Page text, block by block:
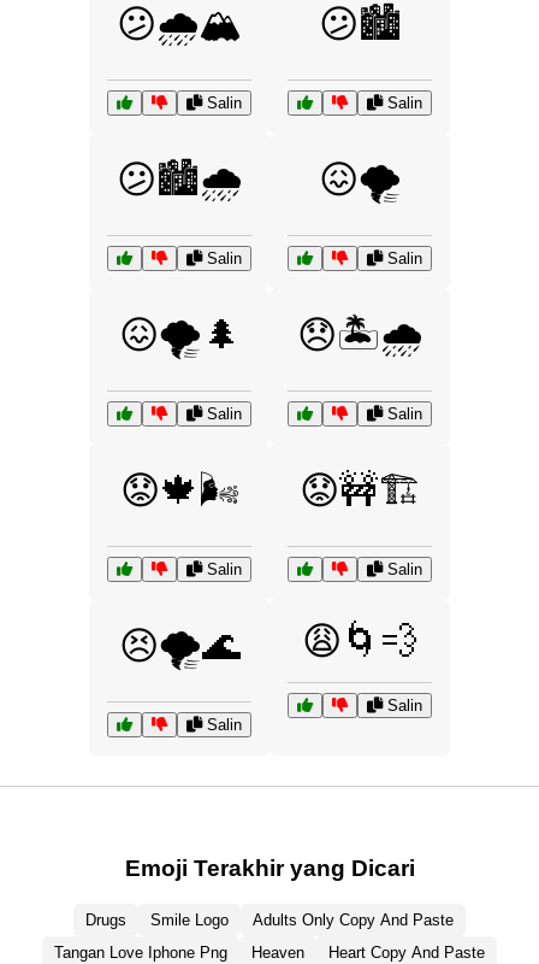
😕🌧️🏔️
Salin
😕🏙️
Salin
😕🏙️🌧️
Salin
😖🌪️
Salin
😖🌪️🌲
Salin
😞🏝️🌧️
Salin
😟🍁🌬️
Salin
😟🚧🏗️
Salin
😣🌪️🌊
Salin
😩🌀💨
Salin
Emoji Terakhir yang Dicari
Drugs Smile Logo
Adults Only Copy And Paste
Tangan Love Iphone Png
Heaven
Heart Copy And Paste